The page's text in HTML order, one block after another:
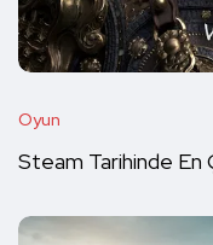
Oyun
Steam Tarihinde En